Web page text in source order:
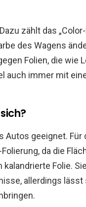
zählt das
des Wagens
Folien, die wie
auch immer mit
Autos geeignet. Für
da die
Folie.
allerdings